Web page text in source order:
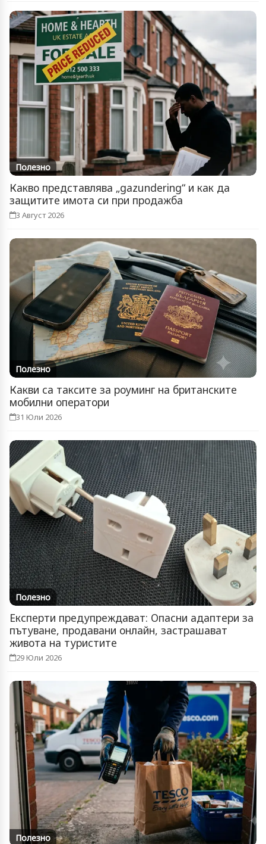
Полезно
Какво представлява „gazundering“ и как да
защитите имота си при продажба
3 Август 2026
Полезно
Какви са таксите за роуминг на британските
мобилни оператори
31 Юли 2026
Полезно
Експерти предупреждават: Опасни адаптери за
пътуване, продавани онлайн, застрашават
живота на туристите
29 Юли 2026
Полезно